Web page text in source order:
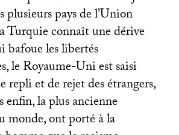
plusieurs pays de l’Union
Turquie connaît une dérive
les libertés
le Royaume-Uni est saisi
repli et de rejet des étrangers,
la plus ancienne
monde, ont porté à la